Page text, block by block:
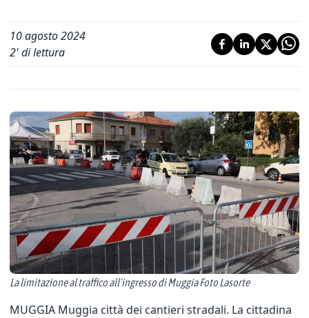
10 agosto 2024
2' di lettura
La limitazione al traffico all’ingresso di Muggia Foto Lasorte
MUGGIA Muggia città dei cantieri stradali. La cittadina